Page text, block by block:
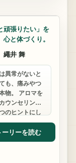
頑張りたい」を
心と体づくり。
繩井 舞
異常がないと
も、痛みやつ
物。 アロマを
ウンセリング
のヒントにし
アロマ×スポー
で、今のあなた
整え方や…
ーリーを読む